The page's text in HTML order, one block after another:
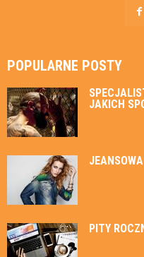
POPULARNE POSTY
JAKICH
PITY